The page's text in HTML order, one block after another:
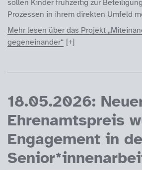
sollen Kinder frühzeitig zur
Prozessen in ihrem direkten Umfeld
Mehr lesen über das Projekt
gegeneinander“
18.05.2026:
Ehrenamtspreis
Engagement in